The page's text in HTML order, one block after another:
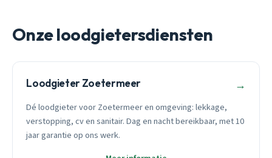
Onze loodgietersdiensten
Loodgieter Zoetermeer →
Dé loodgieter voor Zoetermeer en omgeving: lekkage,
verstopping, cv en sanitair. Dag en nacht bereikbaar, met 10
jaar garantie op ons werk.